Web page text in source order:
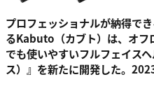
プロフェッショナルが納得で
るKabuto（カブト）は、オフ
でも使いやすいフルフェイス
ス）』を新たに開発した。